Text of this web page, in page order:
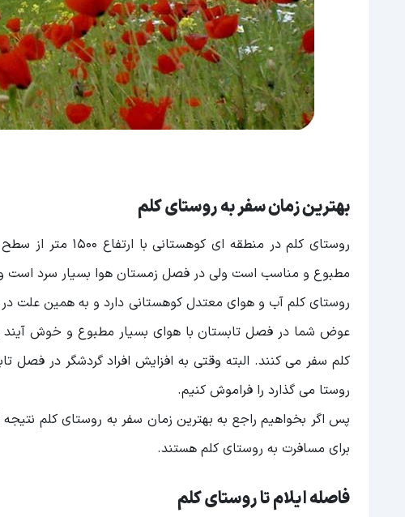
بهترین زمان سفر به روستای کلم
روستای کلم در
مطبوع و مناسب است ولی در فصل زمستان هوا بسیار سرد است
روستای کلم آب و هوای معتدل کوهستانی دارد و به همین علت
عوض شما در فصل تابستان با هوای بسیار مطبوع و خوش‌ آیند
کلم سفر می کنند. البته وقتی به افزایش افراد گردشگر در فصل
روستا می گذارد را فراموش کنیم.
پس اگر بخواهیم راجع به بهترین زمان سفر به روستای کلم
برای مسافرت به روستای کلم هستند.
فاصله ایلام تا روستای کلم